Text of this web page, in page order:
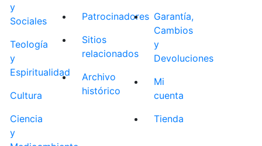
y
Sociales
Teología
y
Espiritualidad
Cultura
Ciencia
y
Patrocinadores
Sitios
relacionados
Archivo
histórico
Garantía,
Cambios
y
Devoluciones
Mi
cuenta
Tienda